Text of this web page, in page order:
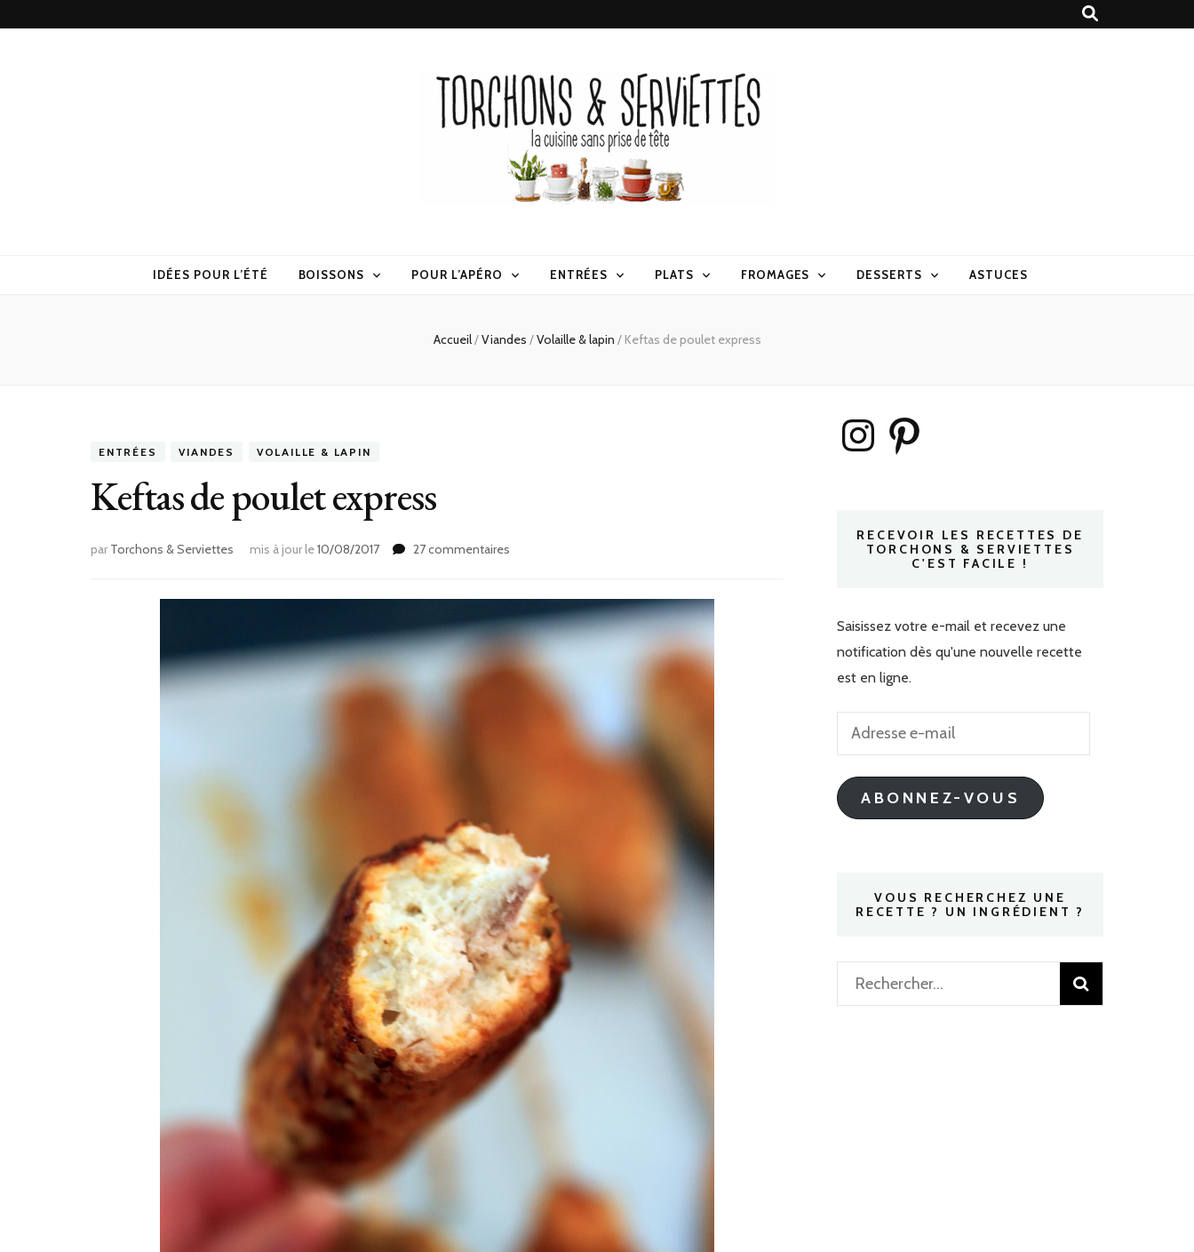
IDÉES POUR L’ÉTÉ BOISSONS POUR L’APÉRO ENTRÉES PLATS FROMAGES DESSERTS ASTUCES
Accueil/Viandes /Volaille & lapin / Keftas de poulet express
ENTRÉES VIANDES VOLAILLE & LAPIN
Keftas de poulet express
par Torchons & Serviettes mis à jour le10/08/2017 27 commentaires
poulet
express
InstagramPinterest
RECEVOIR LES RECETTES DE
TORCHONS & SERVIETTES
C'EST FACILE !
Saisissez votre e-mail et recevez une
notification dès qu'une nouvelle recette
est en ligne.
Adresse
mail
ABONNEZ-VOUS
VOUS RECHERCHEZ UNE
RECETTE ? UN INGRÉDIENT ?
Rechercher :